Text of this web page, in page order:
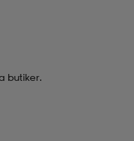
butiker.